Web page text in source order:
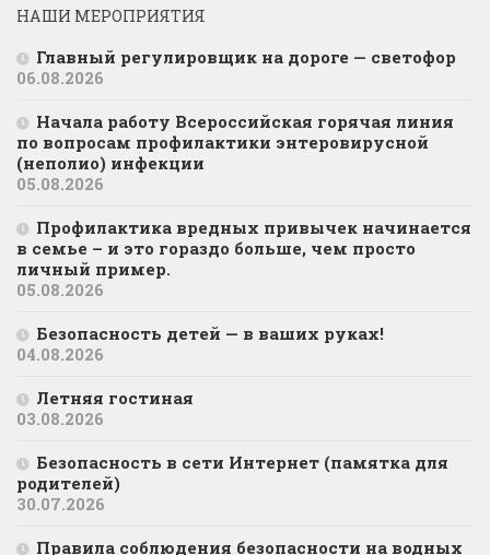
НАШИ МЕРОПРИЯТИЯ
Главный регулировщик на дороге — светофор
06.08.2026
Начала работу Всероссийская горячая линия
по вопросам профилактики энтеровирусной
(неполио) инфекции
05.08.2026
Профилактика вредных привычек начинается
в семье – и это гораздо больше, чем просто
личный пример.
05.08.2026
Безопасность детей — в ваших руках!
04.08.2026
Летняя гостиная
03.08.2026
Безопасность в сети Интернет (памятка для
родителей)
30.07.2026
Правила соблюдения безопасности на водных